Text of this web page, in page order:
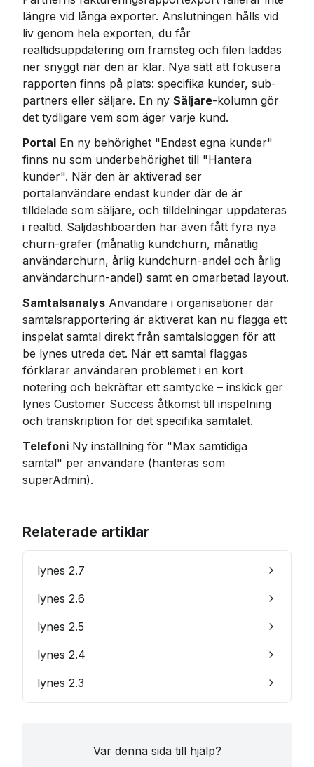
längre vid långa exporter. Anslutningen hålls vid
liv genom hela exporten, du får
realtidsuppdatering om framsteg och filen laddas
ner snyggt när den är klar. Nya sätt att fokusera
rapporten finns på plats: specifika kunder, sub-
partners eller säljare. En ny Säljare-kolumn gör
det tydligare vem som äger varje kund.
Portal En ny behörighet "Endast egna kunder"
finns nu som underbehörighet till "Hantera
kunder". När den är aktiverad ser
portalanvändare endast kunder där de är
tilldelade som säljare, och tilldelningar uppdateras
i realtid. Säljdashboarden har även fått fyra nya
churn-grafer (månatlig kundchurn, månatlig
användarchurn, årlig kundchurn-andel och årlig
användarchurn-andel) samt en omarbetad layout.
Samtalsanalys Användare i organisationer där
samtalsrapportering är aktiverat kan nu flagga ett
inspelat samtal direkt från samtalsloggen för att
be lynes utreda det. När ett samtal flaggas
förklarar användaren problemet i en kort
notering och bekräftar ett samtycke – inskick ger
lynes Customer Success åtkomst till inspelning
och transkription för det specifika samtalet.
Telefoni Ny inställning för "Max samtidiga
samtal" per användare (hanteras som
superAdmin).
Relaterade artiklar
lynes 2.7
lynes 2.6
lynes 2.5
lynes 2.4
lynes 2.3
Var denna sida till hjälp?